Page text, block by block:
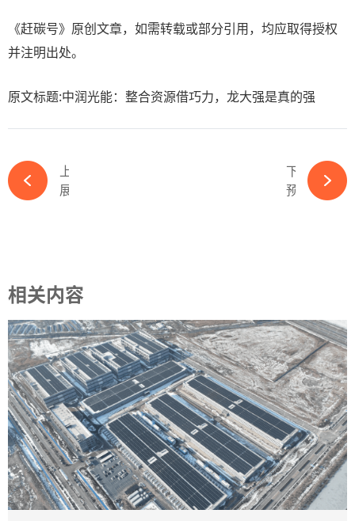
《赶碳号》原创文章，如需转载或部分引用，均应取得授权
并注明出处。
原文标题:中润光能：整合资源借巧力，龙大强是真的强
下一篇
预增344%-400%！1600亿全球光储龙头半年业绩爆表-365wm完美体育官网
相关内容